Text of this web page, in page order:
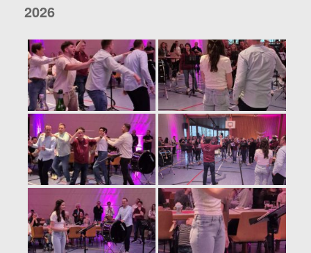
2026